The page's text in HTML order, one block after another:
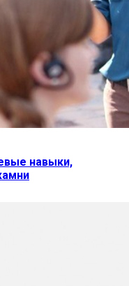
навыки,